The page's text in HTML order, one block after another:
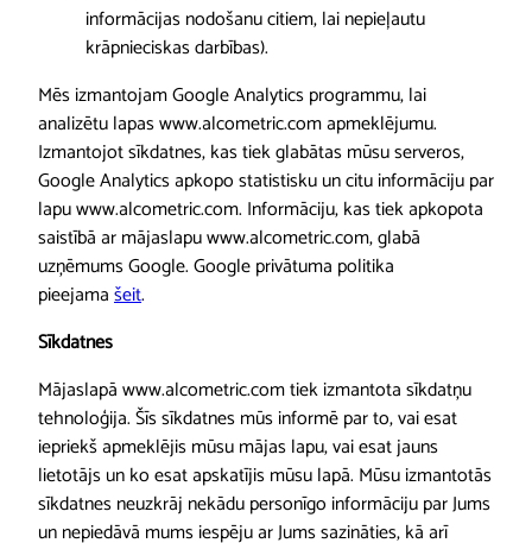
informācijas nodošanu citiem, lai nepieļautu
krāpnieciskas darbības).
Mēs izmantojam Google Analytics programmu, lai
analizētu lapas www.alcometric.com apmeklējumu.
Izmantojot sīkdatnes, kas tiek glabātas mūsu serveros,
Google Analytics apkopo statistisku un citu informāciju par
lapu www.alcometric.com. Informāciju, kas tiek apkopota
saistībā ar mājaslapu www.alcometric.com, glabā
uzņēmums Google. Google privātuma politika
pieejamašeit.
Sīkdatnes
Mājaslapā www.alcometric.com tiek izmantota sīkdatņu
tehnoloģija. Šīs sīkdatnes mūs informē par to, vai esat
iepriekš apmeklējis mūsu mājas lapu, vai esat jauns
lietotājs un ko esat apskatījis mūsu lapā. Mūsu izmantotās
sīkdatnes neuzkrāj nekādu personīgo informāciju par Jums
un nepiedāvā mums iespēju ar Jums sazināties, kā arī